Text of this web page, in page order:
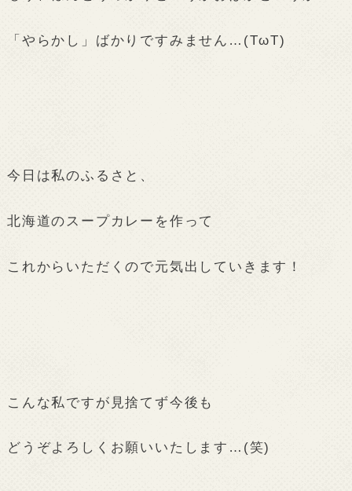
「やらかし」ばかりですみません…(TωT)
今日は私のふるさと、
北海道のスープカレーを作って
これからいただくので元気出していきます！
こんな私ですが見捨てず今後も
どうぞよろしくお願いいたします…(笑)